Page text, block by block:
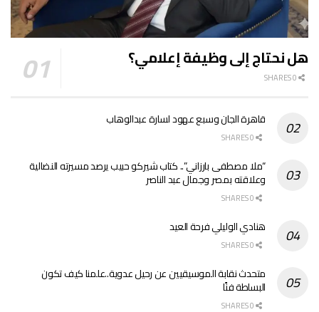
هل نحتاج إلى وظيفة إعلامي؟
قاهرة الجان وسبع عهود لسارة عبدالوهاب
“ملا مصطفى بارزاني”.. كتاب شيركو حبيب يرصد مسيرته النضالية
وعلاقته بمصر وجمال عبد الناصر
هنادي الوليلي فرحة العيد
متحدث نقابة الموسيقيين عن رحيل عدوية..علمنا كيف تكون
البساطة فنًا